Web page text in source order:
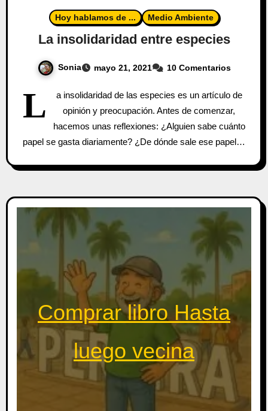
Hoy hablamos de ... Medio Ambiente
La insolidaridad entre especies
Sonia mayo 21, 2021 10 Comentarios
L
a insolidaridad de las especies es un artículo de
opinión y preocupación. Antes de comenzar,
hacemos unas reflexiones: ¿Alguien sabe cuánto
papel se gasta diariamente? ¿De dónde sale ese papel…
Comprar libro Hasta
luego vecina